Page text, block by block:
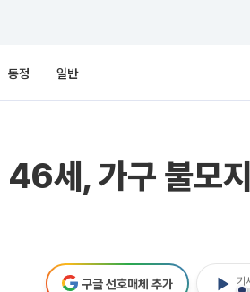
동정 일반
세, 가구 불모
기
구글 선호매체 추가